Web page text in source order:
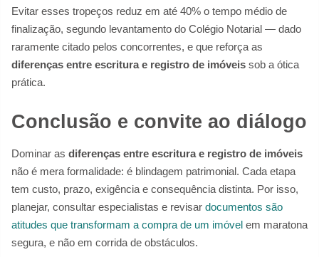
Evitar esses tropeços reduz em até 40% o tempo médio de
finalização, segundo levantamento do Colégio Notarial — dado
raramente citado pelos concorrentes, e que reforça as
diferenças entre escritura e registro de imóveis sob a ótica
prática.
Conclusão e convite ao diálogo
Dominar as diferenças entre escritura e registro de imóveis
não é mera formalidade: é blindagem patrimonial. Cada etapa
tem custo, prazo, exigência e consequência distinta. Por isso,
planejar, consultar especialistas e revisar documentos são
atitudes que transformam a compra de um imóvel em maratona
segura, e não em corrida de obstáculos.